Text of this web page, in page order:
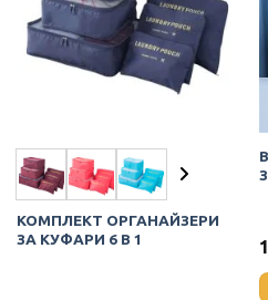
КОМПЛЕКТ ОРГАНАЙЗЕРИ
ЗА КУФАРИ 6 В 1